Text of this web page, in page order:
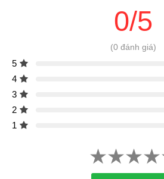
0/5
(0 đánh giá)
5
4
3
2
1